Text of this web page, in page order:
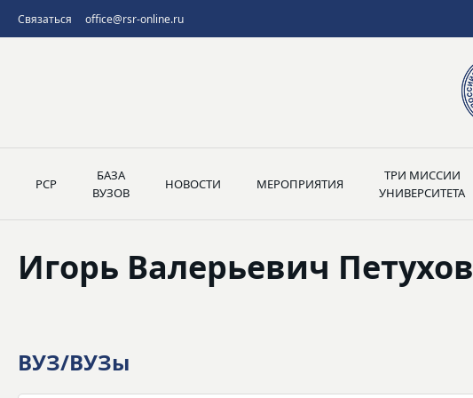
Связаться office@rsr-online.ru
РСР
БАЗА
ВУЗОВ
НОВОСТИ МЕРОПРИЯТИЯ
ТРИ МИССИИ
УНИВЕРСИТЕТА
Игорь Валерьевич Петухов
ВУЗ/ВУЗы